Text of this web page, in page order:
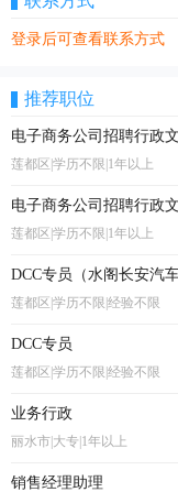
登录后可查看联系方式
推荐职位
电子商务公司招聘行政
莲都区|学历不限|1年以上
电子商务公司招聘行政
莲都区|学历不限|1年以上
DCC专员（水阁长安汽车
莲都区|学历不限|经验不限
DCC专员
莲都区|学历不限|经验不限
业务行政
丽水市|大专|1年以上
销售经理助理